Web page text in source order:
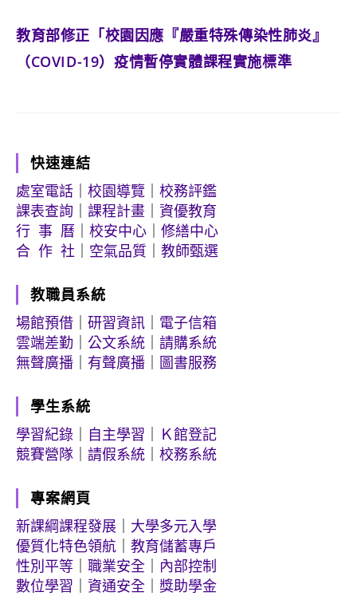
教育部修正「校園因應『嚴重特殊傳染性肺炎』
（COVID-19）疫情暫停實體課程實施標準
快速連結
處室電話
校園導覽
校務評鑑
課表查詢
課程計畫
資優教育
行 事 曆
校安中心
修繕中心
合 作 社
空氣品質 教師甄選
教職員系統
場館預借
研習資訊
電子信箱
雲端差勤
公文系統
請購系統
無聲廣播
有聲廣播 圖書服務
學生系統
學習紀錄
自主學習
Ｋ館登記
競賽營隊
請假系統 校務系統
專案網頁
新課綱課程發展
大學多元入學
優質化特色領航
教育儲蓄專戶
性別平等
職業安全
內部控制
數位學習
資通安全 獎助學金